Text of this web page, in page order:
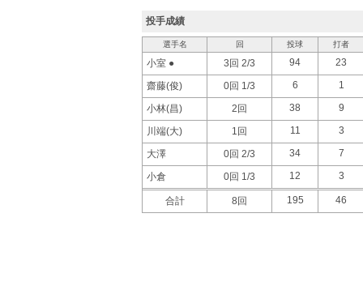
投手成績
選手名 回 投球 打者
小室 ● 3回 2/3 94 23
齋藤(俊) 0回 1/3 6 1
小林(昌) 2回 38 9
川端(大) 1回 11 3
大澤 0回 2/3 34 7
小倉 0回 1/3 12 3
合計 8回 195 46